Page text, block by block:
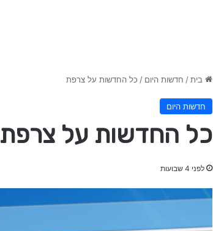
בית / חדשות היום / כל החדשות על צרפת
חדשות היום
כל החדשות על צרפת
לפני 4 שבועות